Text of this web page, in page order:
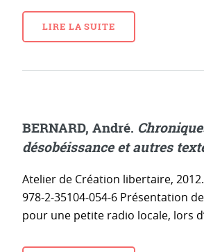
LIRE LA SUITE
BERNARD, André.
désobéissance et autres
Atelier de Création libertaire, 2012.
978-2-35104-054-6 Présentation
pour une petite radio locale, lors